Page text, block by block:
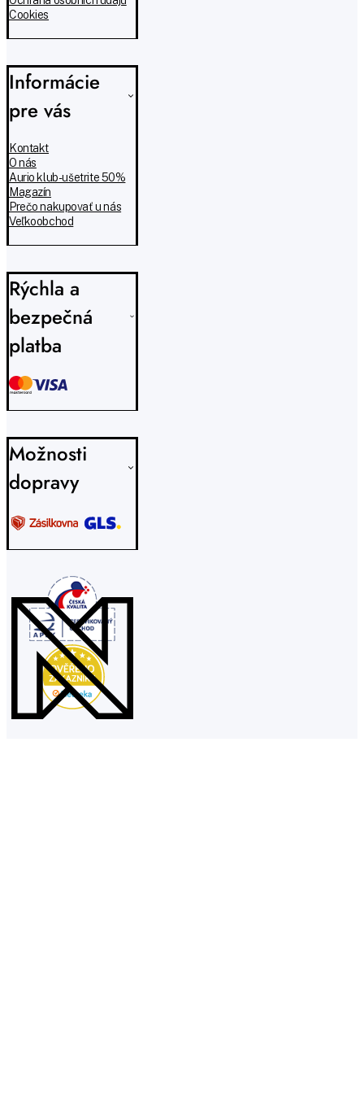
Cookies
Informácie
pre vás
Kontakt
O nás
Aurio klub - ušetrite 50%
Magazín
Prečo nakupovať u nás
Veľkoobchod
Rýchla a
bezpečná
platba
Možnosti
dopravy